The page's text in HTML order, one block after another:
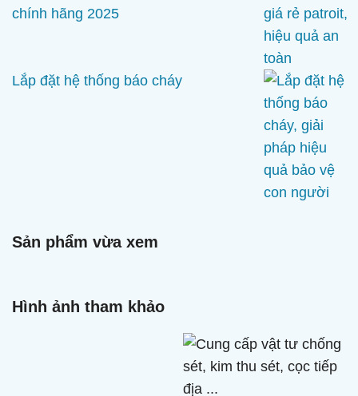
chính hãng 2025
Lắp đặt hệ thống báo cháy
Sản phẩm vừa xem
Hình ảnh tham khảo